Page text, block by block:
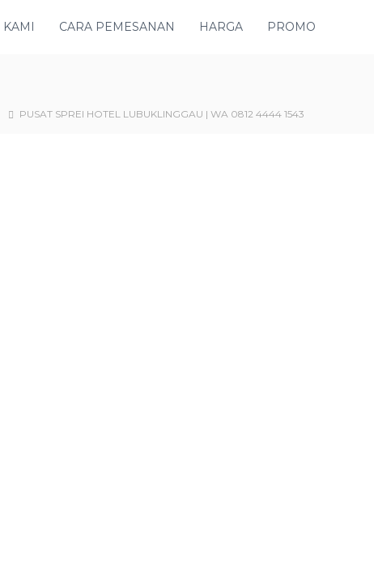
KAMI CARA PEMESANAN HARGA PROMO
PUSAT SPREI HOTEL LUBUKLINGGAU | WA 0812 4444 1543